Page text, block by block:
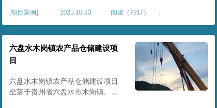
商贸、口岸监管、通关查验的重要
基础设施工程。项目建设内容主要
为场地地基处理，处理总面积约 5
万平方米，采用强夯加固施工工
艺，通过全场地强夯提升地基承载
力、消除不均匀沉降，满足围网区
后续建（构）筑物及重型作业场地
使
[项目案例] 2025-10-23 阅读（7917）
六盘水木岗镇农产品仓储建设项
目
六盘水木岗镇农产品仓储建设项目
坐落于贵州省六盘水市木岗镇。场